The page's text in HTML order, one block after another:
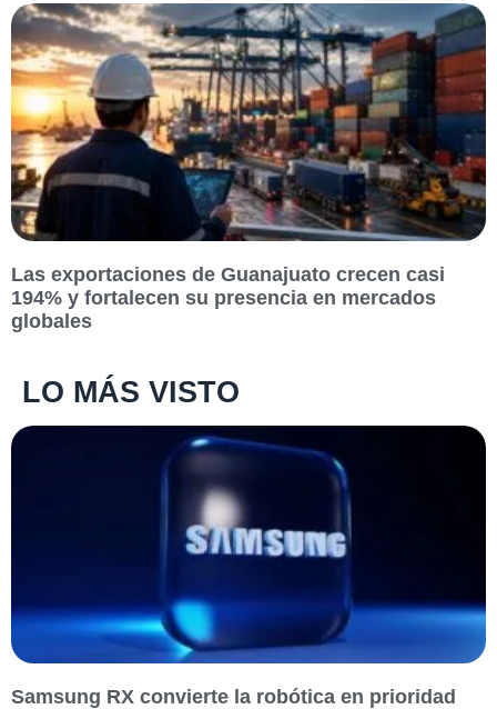
Las exportaciones de Guanajuato crecen casi
194% y fortalecen su presencia en mercados
globales
LO MÁS VISTO
Samsung RX convierte la robótica en prioridad